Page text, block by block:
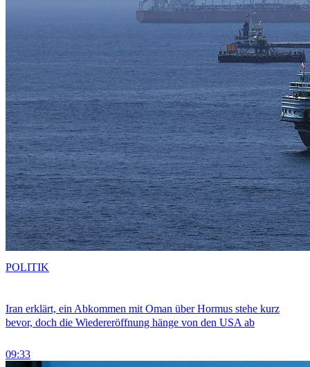
Iran erklärt, ein Abkommen mit Oman über Hormus stehe kurz
bevor, doch die Wiedereröffnung hänge von den USA ab
09:33
POLITIK